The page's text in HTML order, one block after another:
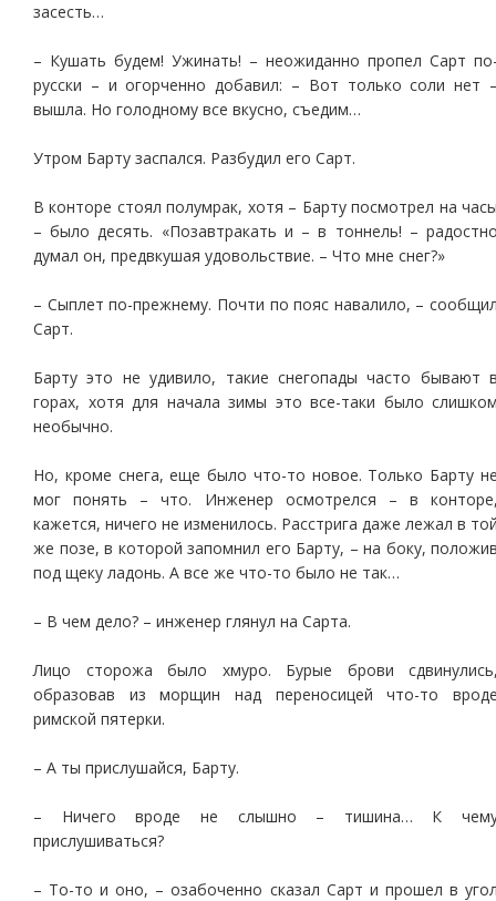
засесть…
– Кушать будем! Ужинать! – неожиданно пропел Сарт
русски – и огорченно добавил: – Вот только соли нет
вышла. Но голодному все вкусно, съедим…
Утром Барту заспался. Разбудил его Сарт.
В конторе стоял полумрак, хотя – Барту посмотрел на
– было десять. «Позавтракать и – в тоннель! –
думал он, предвкушая удовольствие. – Что мне снег?»
– Сыплет по-прежнему. Почти по пояс навалило, –
Сарт.
Барту это не удивило, такие снегопады часто бывают
горах, хотя для начала зимы это все-таки было
необычно.
Но, кроме снега, еще было что-то новое. Только Барту
мог понять – что. Инженер осмотрелся – в
кажется, ничего не изменилось. Расстрига даже лежал в
же позе, в которой запомнил его Барту, – на боку,
под щеку ладонь. А все же что-то было не так…
– В чем дело? – инженер глянул на Сарта.
Лицо сторожа было хмуро. Бурые брови
образовав из морщин над переносицей что-то
римской пятерки.
– А ты прислушайся, Барту.
– Ничего вроде не слышно – тишина… К
прислушиваться?
– То-то и оно, – озабоченно сказал Сарт и прошел в